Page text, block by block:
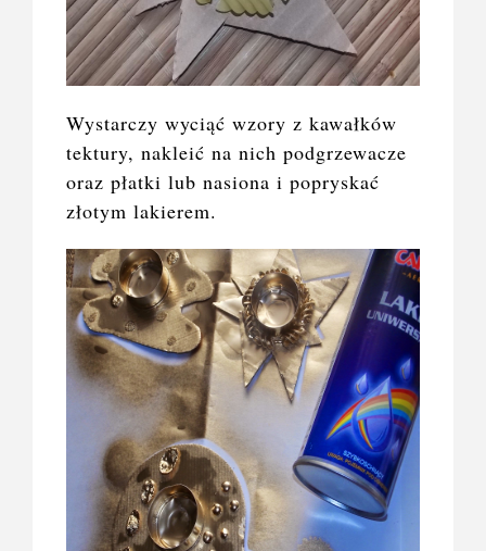
Wystarczy wyciąć wzory z kawałków
tektury, nakleić na nich podgrzewacze
oraz płatki lub nasiona i popryskać
złotym lakierem.